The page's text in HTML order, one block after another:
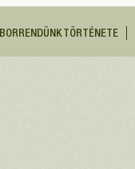
BORRENDÜNK TÖRTÉNETE